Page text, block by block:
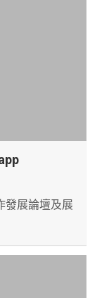
發展論壇及展